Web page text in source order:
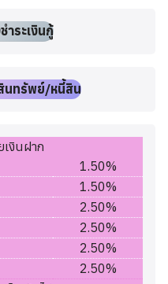
ำระเงินกู้
นทรัพย์/หนี้สิน
เงินฝาก
1.50%
1.50%
2.50%
2.50%
2.50%
2.50%